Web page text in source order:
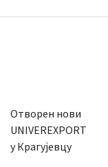
Отворен нови
UNIVEREXPORT
у Крагујевцу